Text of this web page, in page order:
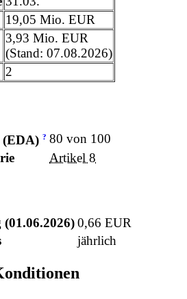
19,05 Mio. EUR
3,93 Mio. EUR
(Stand: 07.08.2026)
2
(EDA) ? 80 von 100
Artikel 8
(01.06.2026)0,66 EUR
jährlich